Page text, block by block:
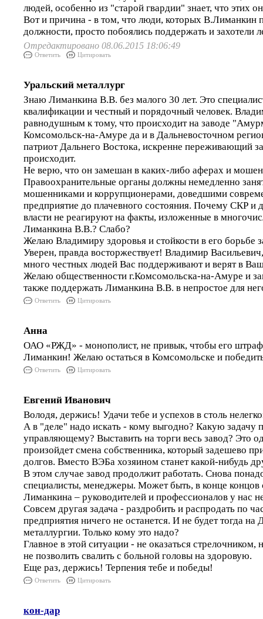
людей, особенно из "старой гвардии" знает, что этих
Вот и причина - в том, что люди, которых В.Лиманкин
должности, просто побоялись поддержать и захотели
Отредактировано 08.06.2015 18:06:49
Ответить Цитировать
Уральский металлург
Знаю Лиманкина В.В. без малого 30 лет. Это
квалификации и честный и порядочный человек.
равнодушным к тому, что происходит на заводе
Комсомольск-на-Амуре да и в Дальневосточном
патриот Дальнего Востока, искренне переживающий
происходит.
Не верю, что он замешан в каких-либо аферах и
Правоохранительные органы должны немедленно
мошенниками и коррупционерами, доведшими
предприятие до плачевного состояния. Почему СКР и
власти не реагируют на факты, изложенные в
Лиманкина В.В.? Слабо?
Желаю Владимиру здоровья и стойкости в его борьбе
Уверен, правда восторжествует! Владимир
много честных людей Вас поддерживают и верят в
Желаю общественности г.Комсомольска-на-Амуре и
также поддержать Лиманкина В.В. в непростое для
Ответить Цитировать
Анна
ОАО «РЖД» - монополист, не привык, чтобы его
Лиманкин! Желаю остаться в Комсомольске и
Ответить Цитировать
Евгений Иванович
Володя, держись! Удачи тебе и успехов в столь
А в "деле" надо искать - кому выгодно? Какую задачу
управляющему? Выставить на торги весь завод? Это
произойдет смена собственника, который задешево
долгов. Вместо ВЭБа хозяином станет какой-нибудь
В этом случае завод продолжит работать. Снова
специалисты, менеджеры. Может быть, в конце концов
Лиманкина – руководителей и профессионалов у нас
Совсем другая задача - раздробить и распродать по
предприятия ничего не останется. И не будет тогда на
металлургии. Только кому это надо?
Главное в этой ситуации - не оказаться стрелочником,
не позволить свалить с больной головы на здоровую.
Еще раз, держись! Терпения тебе и победы!
Ответить Цитировать
кон-дар